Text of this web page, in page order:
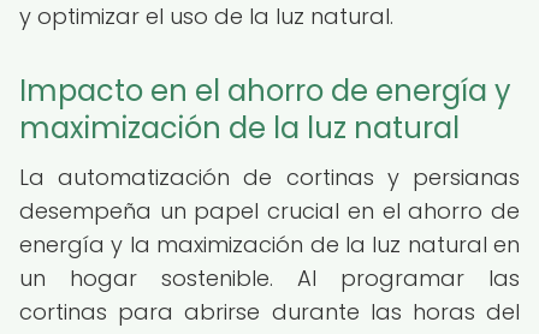
y optimizar el uso de la luz natural.
Impacto en el ahorro de energía y
maximización de la luz natural
La automatización de cortinas y persianas
desempeña un papel crucial en el ahorro de
energía y la maximización de la luz natural en
un hogar sostenible. Al programar las
cortinas para abrirse durante las horas del